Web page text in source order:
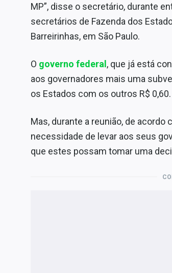
MP”, disse o secretário, durante
secretários de Fazenda dos
Barreirinhas, em São Paulo.
O governo federal, que já está
aos governadores mais uma
os Estados com os outros R$ 0,60.
Mas, durante a reunião, de
necessidade de levar aos seus
que estes possam tomar uma